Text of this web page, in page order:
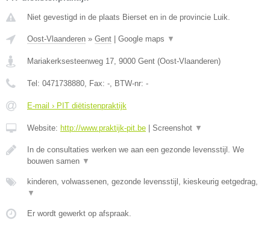
Niet gevestigd in de plaats Bierset en in de provincie Luik.
Oost-Vlaanderen » Gent Google maps ▼
Mariakerksesteenweg 17, 9000 Gent (Oost-Vlaanderen)
Tel: 0471738880, Fax: -, BTW-nr: -
E-mail › PIT diëtistenpraktijk
Website: http://www.praktijk-pit.be Screenshot ▼
In de consultaties werken we aan een gezonde levensstijl. We
bouwen samen ▼
kinderen, volwassenen, gezonde levensstijl, kieskeurig eetgedrag,
▼
Er wordt gewerkt op afspraak.